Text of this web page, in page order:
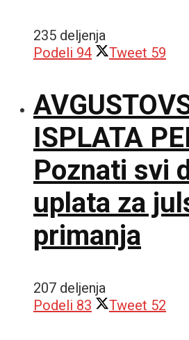
235 deljenja
Podeli 94 Tweet 59
ISPLATA
Poznati svi
uplata za
primanja
207 deljenja
Podeli 83 Tweet 52